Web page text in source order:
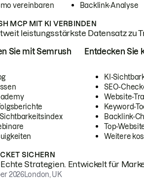
vereinbaren
Backlink-Analyse
MCP MIT KI VERBINDEN
leistungsstärkste Datensatz zu
Sie mit Semrush Entdecken Sie
KI-
SEO-
Website-
Keyword-
Backlink-
Top-
Weitere
SICHERN
Echte Strategien. Entwickelt für
2026London, UK